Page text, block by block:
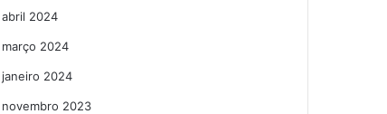
abril 2024
março 2024
janeiro 2024
novembro 2023